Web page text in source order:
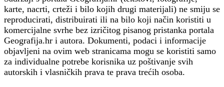
karte, nacrti, crteži i bilo kojih drugi materijali) ne smiju se
reproducirati, distribuirati ili na bilo koji način koristiti u
komercijalne svrhe bez izričitog pisanog pristanka portala
Geografija.hr i autora. Dokumenti, podaci i informacije
objavljeni na ovim web stranicama mogu se koristiti samo
za individualne potrebe korisnika uz poštivanje svih
autorskih i vlasničkih prava te prava trećih osoba.